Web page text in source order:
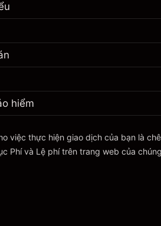
tư của
$1,000.00
qua
giá trị
%
bẩy ~
tư của
$1,000.00
qua
giá trị
%
hiểm
việc thực hiện giao dịch của bạn là
Phí và Lệ phítrên trang web của